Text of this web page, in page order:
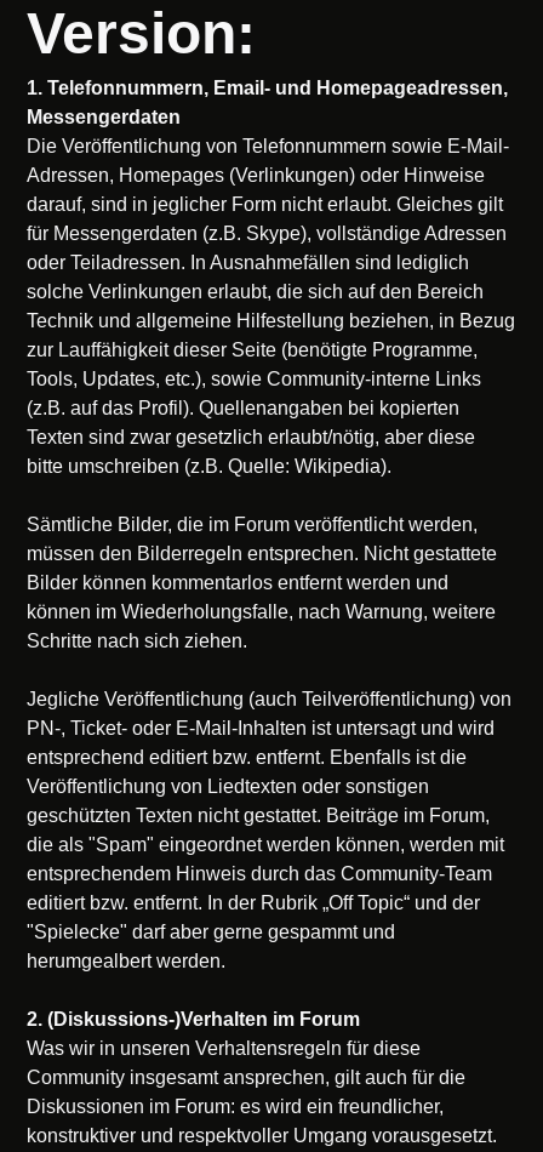
Version:
1. Telefonnummern, Email- und Homepageadressen,
Messengerdaten
Die Veröffentlichung von Telefonnummern sowie E-Mail-
Adressen, Homepages (Verlinkungen) oder Hinweise
darauf, sind in jeglicher Form nicht erlaubt. Gleiches gilt
für Messengerdaten (z.B. Skype), vollständige Adressen
oder Teiladressen. In Ausnahmefällen sind lediglich
solche Verlinkungen erlaubt, die sich auf den Bereich
Technik und allgemeine Hilfestellung beziehen, in Bezug
zur Lauffähigkeit dieser Seite (benötigte Programme,
Tools, Updates, etc.), sowie Community-interne Links
(z.B. auf das Profil). Quellenangaben bei kopierten
Texten sind zwar gesetzlich erlaubt/nötig, aber diese
bitte umschreiben (z.B. Quelle: Wikipedia).
Sämtliche Bilder, die im Forum veröffentlicht werden,
müssen den Bilderregeln entsprechen. Nicht gestattete
Bilder können kommentarlos entfernt werden und
können im Wiederholungsfalle, nach Warnung, weitere
Schritte nach sich ziehen.
Jegliche Veröffentlichung (auch Teilveröffentlichung) von
PN-, Ticket- oder E-Mail-Inhalten ist untersagt und wird
entsprechend editiert bzw. entfernt. Ebenfalls ist die
Veröffentlichung von Liedtexten oder sonstigen
geschützten Texten nicht gestattet. Beiträge im Forum,
die als "Spam" eingeordnet werden können, werden mit
entsprechendem Hinweis durch das Community-Team
editiert bzw. entfernt. In der Rubrik „Off Topic“ und der
"Spielecke" darf aber gerne gespammt und
herumgealbert werden.
2. (Diskussions-)Verhalten im Forum
Was wir in unseren Verhaltensregeln für diese
Community insgesamt ansprechen, gilt auch für die
Diskussionen im Forum: es wird ein freundlicher,
konstruktiver und respektvoller Umgang vorausgesetzt.